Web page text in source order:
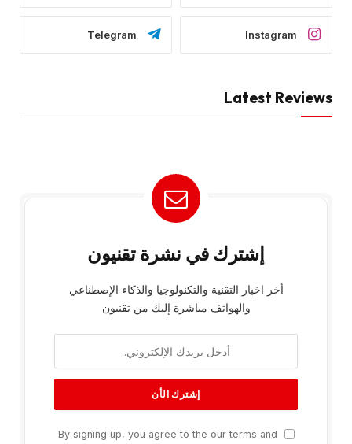
Instagram
Telegram
Latest Reviews
إشترك في نشرة تقنيون
أخر اخبار التقنية والتكنولوجيا والذكاء الإصطناعي
والهواتف مباشرة إليك من تقنيون
By signing up, you agree to the our terms and